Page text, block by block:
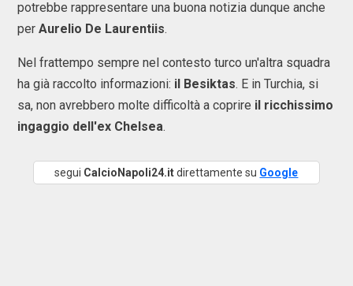
potrebbe rappresentare una buona notizia dunque anche
per Aurelio De Laurentiis.
Nel frattempo sempre nel contesto turco un'altra squadra
ha già raccolto informazioni: il Besiktas. E in Turchia, si
sa, non avrebbero molte difficoltà a coprire il ricchissimo
ingaggio dell'ex Chelsea.
segui CalcioNapoli24.itdirettamente su Google